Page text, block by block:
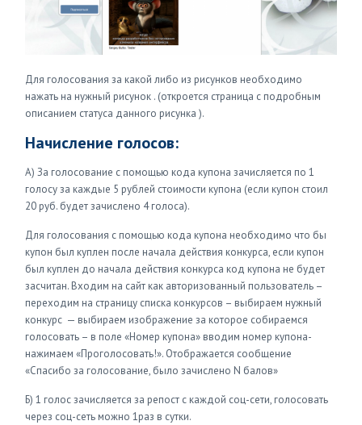
Для голосования за какой либо из рисунков необходимо
нажать на нужный рисунок . (откроется страница с подробным
описанием статуса данного рисунка ).
Начисление голосов:
А) За голосование с помощью кода купона зачисляется по 1
голосу за каждые 5 рублей стоимости купона (если купон стоил
20 руб. будет зачислено 4 голоса).
Для голосования с помощью кода купона необходимо что бы
купон был куплен после начала действия конкурса, если купон
был куплен до начала действия конкурса код купона не будет
засчитан. Входим на сайт как авторизованный пользователь –
переходим на страницу списка конкурсов – выбираем нужный
конкурс — выбираем изображение за которое собираемся
голосовать – в поле «Номер купона» вводим номер купона-
нажимаем «Проголосовать!». Отображается сообщение
«Спасибо за голосование, было зачислено N балов»
Б) 1 голос зачисляется за репост с каждой соц-сети, голосовать
через соц-сеть можно 1раз в сутки.